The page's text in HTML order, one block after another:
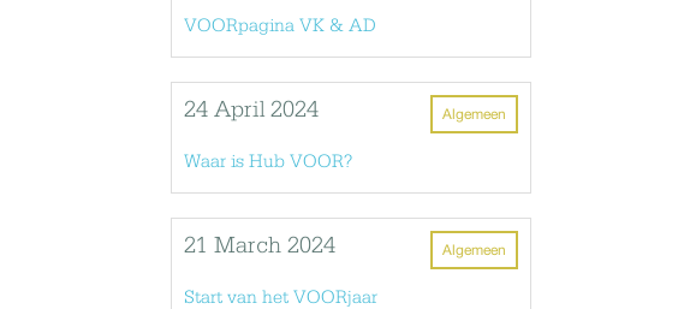
VOORpagina VK & AD
Algemeen
24 April 2024
Waar is Hub VOOR?
Algemeen
21 March 2024
Start van het VOORjaar